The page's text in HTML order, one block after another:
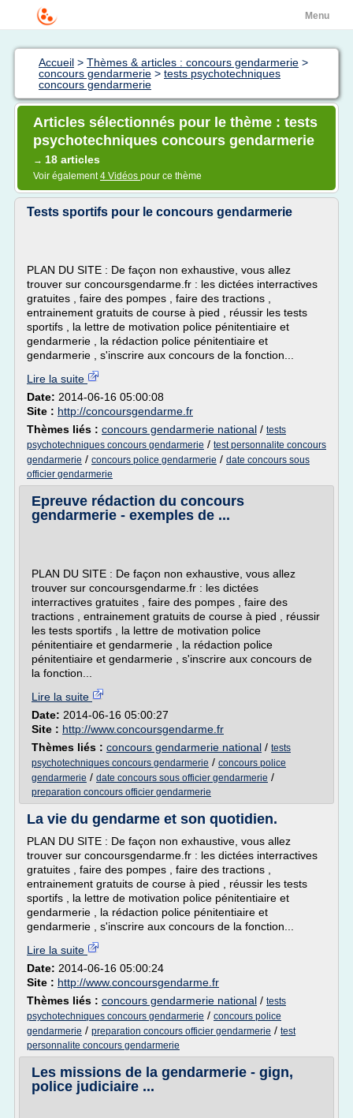
Menu
Accueil > Thèmes & articles : concours gendarmerie >
concours gendarmerie > tests psychotechniques
concours gendarmerie
Articles sélectionnés pour le thème : tests
psychotechniques concours gendarmerie
→ 18 articles
Voir également4 Vidéos pour ce thème
Tests sportifs pour le concours gendarmerie
PLAN DU SITE : De façon non exhaustive, vous allez
trouver sur concoursgendarme.fr : les dictées interractives
gratuites , faire des pompes , faire des tractions ,
entrainement gratuits de course à pied , réussir les tests
sportifs , la lettre de motivation police pénitentiaire et
gendarmerie , la rédaction police pénitentiaire et
gendarmerie , s'inscrire aux concours de la fonction...
Lire la suite
Date: 2014-06-16 05:00:08
Site : http://concoursgendarme.fr
Thèmes liés : concours gendarmerie national / tests
psychotechniques concours gendarmerie / test personnalite concours
gendarmerie / concours police gendarmerie / date concours sous
officier gendarmerie
Epreuve rédaction du concours
gendarmerie - exemples de ...
PLAN DU SITE : De façon non exhaustive, vous allez
trouver sur concoursgendarme.fr : les dictées
interractives gratuites , faire des pompes , faire des
tractions , entrainement gratuits de course à pied , réussir
les tests sportifs , la lettre de motivation police
pénitentiaire et gendarmerie , la rédaction police
pénitentiaire et gendarmerie , s'inscrire aux concours de
la fonction...
Lire la suite
Date: 2014-06-16 05:00:27
Site : http://www.concoursgendarme.fr
Thèmes liés : concours gendarmerie national / tests
psychotechniques concours gendarmerie / concours police
gendarmerie / date concours sous officier gendarmerie /
preparation concours officier gendarmerie
La vie du gendarme et son quotidien.
PLAN DU SITE : De façon non exhaustive, vous allez
trouver sur concoursgendarme.fr : les dictées interractives
gratuites , faire des pompes , faire des tractions ,
entrainement gratuits de course à pied , réussir les tests
sportifs , la lettre de motivation police pénitentiaire et
gendarmerie , la rédaction police pénitentiaire et
gendarmerie , s'inscrire aux concours de la fonction...
Lire la suite
Date: 2014-06-16 05:00:24
Site : http://www.concoursgendarme.fr
Thèmes liés : concours gendarmerie national / tests
psychotechniques concours gendarmerie / concours police
gendarmerie / preparation concours officier gendarmerie / test
personnalite concours gendarmerie
Les missions de la gendarmerie - gign,
police judiciaire ...